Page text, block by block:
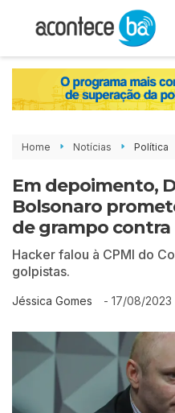
Home Notícias Política
Em depoimento,
Bolsonaro
de grampo contra
Hacker falou à CPMI do
golpistas.
Jéssica Gomes - 17/08/2023